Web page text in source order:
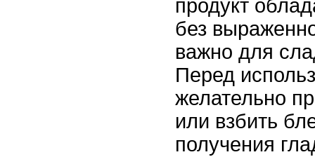
продукт
без
важно для
Перед
желательно
или взбить
получения